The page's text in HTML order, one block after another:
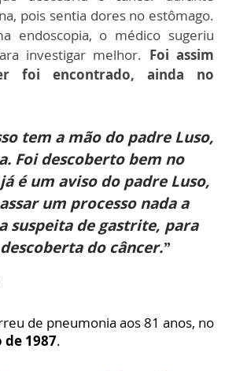
pois sentia dores no estômago.
endoscopia, o médico sugeriu
investigar melhor. Foi assim
foi encontrado, ainda no
tem a mão do padre Luso,
Foi descoberto bem no
é um aviso do padre Luso,
um processo nada a
suspeita de gastrite, para
do câncer.”
de pneumonia aos 81 anos, no
de 1987.